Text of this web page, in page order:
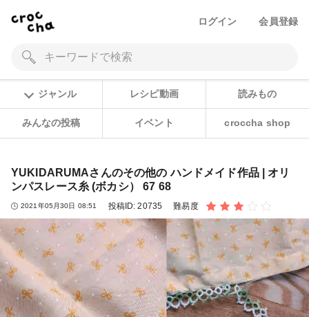
ログイン 会員登録
ジャンル レシピ動画 読みもの
みんなの投稿 イベント croccha shop
YUKIDARUMAさんのその他の ハンドメイド作品 | オリ
ンパスレース糸 (ボカシ） 67 68
2021年05月30日 08:51 投稿ID:20735 難易度